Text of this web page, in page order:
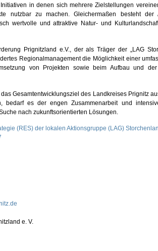
in denen sich mehrere Zielstellungen
nutzbar zu machen. Gleichermaßen besteht der
wertvolle und attraktive Natur- und
Prignitzland e.V., der als Träger der „LAG
Regionalmanagement die Möglichkeit einer
von Projekten sowie beim Aufbau und
Gesamtentwicklungsziel des Landkreises Prignitz
bedarf es der engen Zusammenarbeit und
nach zukunftsorientierten Lösungen.
(RES) der lokalen Aktionsgruppe (LAG)
e. V.